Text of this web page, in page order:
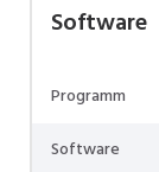
Software
Programm
Software